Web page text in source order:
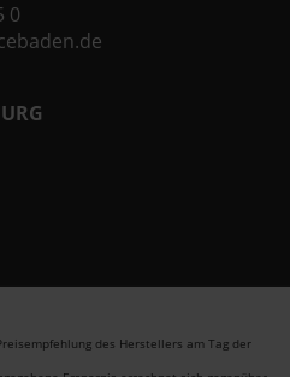
0
des Herstellers am Tag der